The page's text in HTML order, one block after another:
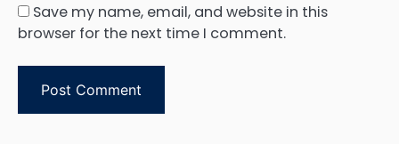
Save my name, email, and website in this
browser for the next time I comment.